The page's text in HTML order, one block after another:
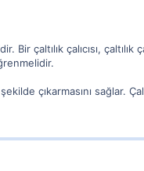
Bir çaltılık çalıcısı,
çıkarmasını sağlar.